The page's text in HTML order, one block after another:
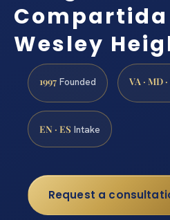
Compartida
Wesley
1997 Founded VA · MD
EN · ES Intake
Request a